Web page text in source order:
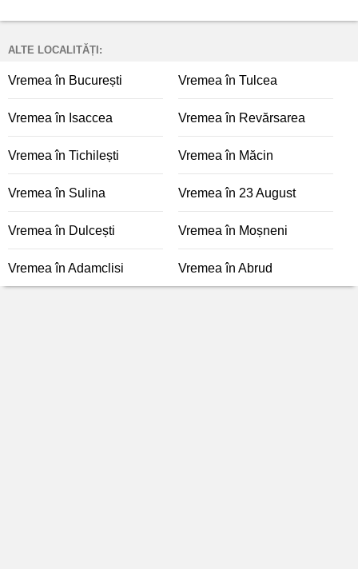
ALTE LOCALITĂȚI:
Vremea în București Vremea în Tulcea
Vremea în Isaccea Vremea în Revărsarea
Vremea în Tichilești Vremea în Măcin
Vremea în Sulina Vremea în 23 August
Vremea în Dulcești Vremea în Moșneni
Vremea în Adamclisi Vremea în Abrud